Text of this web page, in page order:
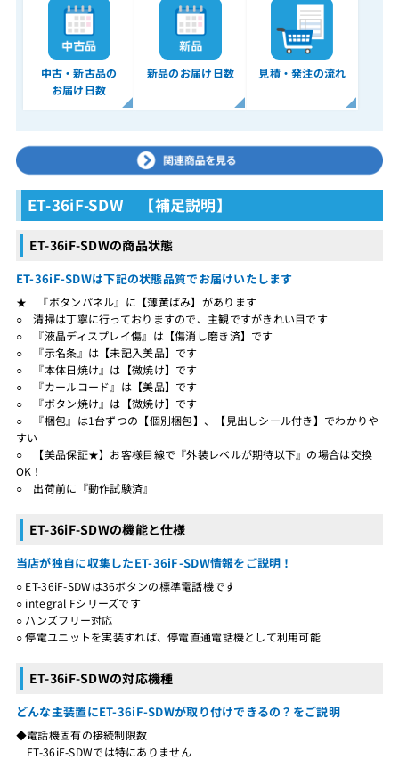
中古・新古品の
お届け日数
新品のお届け日数 見積・発注の流れ
ET-36iF-SDW 【補足説明】
ET-36iF-SDWの商品状態
ET-36iF-SDWは下記の状態品質でお届けいたします
★ 『ボタンパネル』に【薄黄ばみ】があります
○ 清掃は丁寧に行っておりますので、主観ですがきれい目です
○ 『液晶ディスプレイ傷』は【傷消し磨き済】です
○ 『示名条』は【未記入美品】です
○ 『本体日焼け』は【微焼け】です
○ 『カールコード』は【美品】です
○ 『ボタン焼け』は【微焼け】です
○ 『梱包』は1台ずつの【個別梱包】、【見出しシール付き】でわかりや
すい
○ 【美品保証★】お客様目線で『外装レベルが期待以下』の場合は交換
OK！
○ 出荷前に『動作試験済』
ET-36iF-SDWの機能と仕様
当店が独自に収集したET-36iF-SDW情報をご説明！
○ ET-36iF-SDWは36ボタンの標準電話機です
○ integral Fシリーズです
○ ハンズフリー対応
○ 停電ユニットを実装すれば、停電直通電話機として利用可能
ET-36iF-SDWの対応機種
どんな主装置にET-36iF-SDWが取り付けできるの？をご説明
◆電話機固有の接続制限数
ET-36iF-SDWでは特にありません